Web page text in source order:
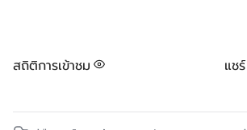
สถิติการเข้าชม